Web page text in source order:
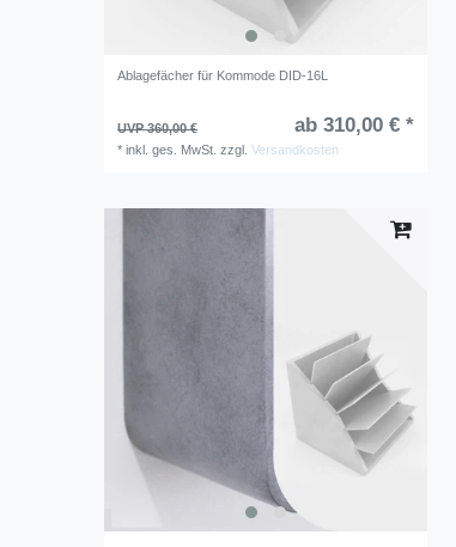
Ablagefächer für Kommode DID-16L
UVP 360,00 € ab 310,00 € *
*inkl. ges. MwSt. zzgl.Versandkosten